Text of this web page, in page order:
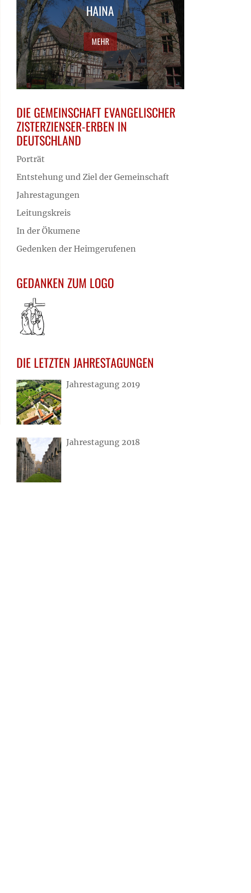
HAINA
MEHR
DIE GEMEINSCHAFT EVANGELISCHER
ZISTERZIENSER-ERBEN IN
DEUTSCHLAND
Porträt
Entstehung und Ziel der Gemeinschaft
Jahrestagungen
Leitungskreis
In der Ökumene
Gedenken der Heimgerufenen
GEDANKEN ZUM LOGO
DIE LETZTEN JAHRESTAGUNGEN
Jahrestagung 2019
Jahrestagung 2018